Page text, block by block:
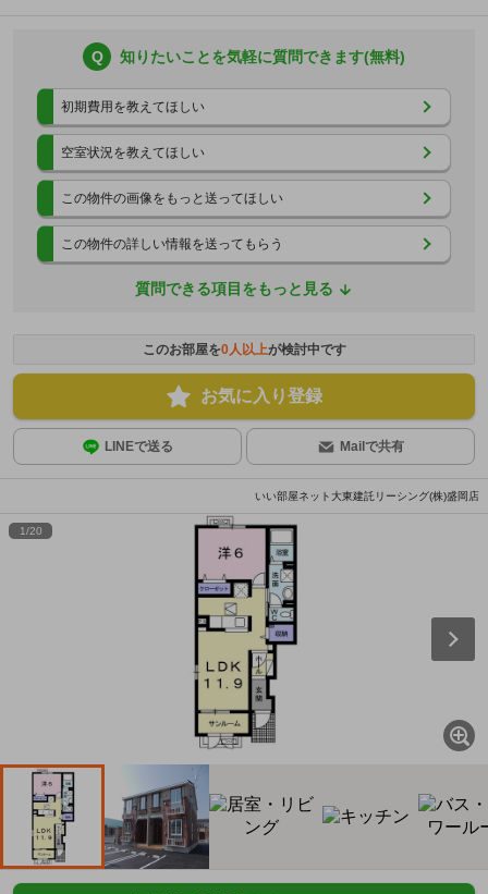
Q 知りたいことを気軽に質問できます(無料)
初期費用を教えてほしい
空室状況を教えてほしい
この物件の画像をもっと送ってほしい
この物件の詳しい情報を送ってもらう
質問できる項目をもっと見る
このお部屋を0人以上が検討中です
お気に入り登録
LINEで送る Mailで共有
いい部屋ネット大東建託リーシング(株)盛岡店
1/20